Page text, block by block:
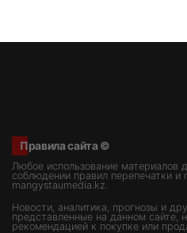
Правила сайта ©
Любое использование материалов
соблюдении правил перепечатки и
mangystaumedia.kz.
Новости, аналитика, прогнозы и
представленные на данном сайте,
рекомендацией к покупке или